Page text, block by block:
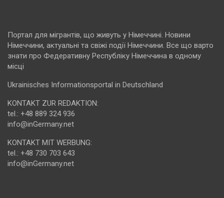
Портал для мігрантів, що живуть у Німеччині. Новини
Німеччини, актуальні та свіжі події Німеччини. Все що варто
знати про Федеративну Республіку Німеччина в одному
місці
Ukrainisches Informationsportal in Deutschland
KONTAKT ZUR REDAKTION:
tel.: +48 889 324 936
info@inGermany.net
KONTAKT MIT WERBUNG:
tel.: +48 730 703 643
info@inGermany.net